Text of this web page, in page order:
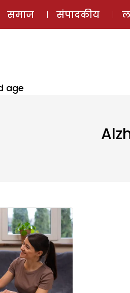
समाज संपादकीय
age